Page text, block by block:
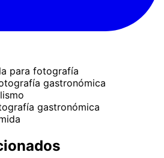
para fotografía
gastronómica
gastronómica